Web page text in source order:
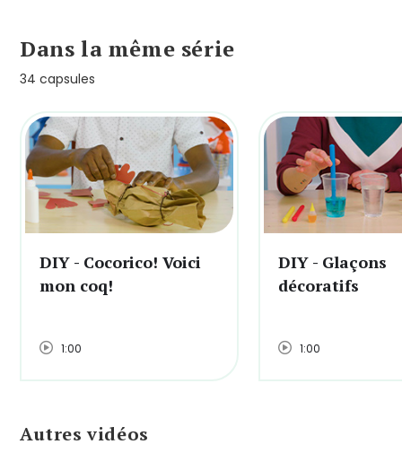
Dans la même série
34 capsules
DIY - Cocorico! Voici
mon coq!
1:00
DIY - Glaçons
décoratifs
1:00
Autres vidéos